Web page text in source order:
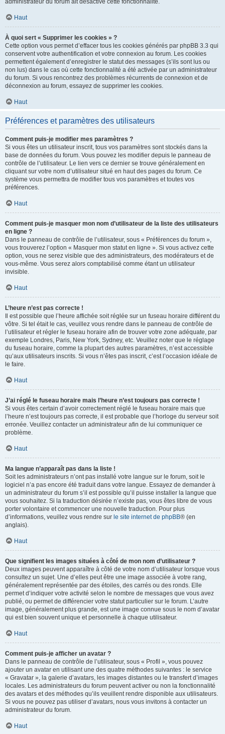
administrateur du forum ait désactivé cette fonctionnalité.
Haut
À quoi sert « Supprimer les cookies » ?
Cette option vous permet d’effacer tous les cookies générés par phpBB 3.3 qui
conservent votre authentification et votre connexion au forum. Les cookies
permettent également d’enregistrer le statut des messages (s’ils sont lus ou
non lus) dans le cas où cette fonctionnalité a été activée par un administrateur
du forum. Si vous rencontrez des problèmes récurrents de connexion et de
déconnexion au forum, essayez de supprimer les cookies.
Haut
Préférences et paramètres des utilisateurs
Comment puis-je modifier mes paramètres ?
Si vous êtes un utilisateur inscrit, tous vos paramètres sont stockés dans la
base de données du forum. Vous pouvez les modifier depuis le panneau de
contrôle de l’utilisateur. Le lien vers ce dernier se trouve généralement en
cliquant sur votre nom d’utilisateur situé en haut des pages du forum. Ce
système vous permettra de modifier tous vos paramètres et toutes vos
préférences.
Haut
Comment puis-je masquer mon nom d’utilisateur de la liste des utilisateurs
en ligne ?
Dans le panneau de contrôle de l’utilisateur, sous « Préférences du forum »,
vous trouverez l’option « Masquer mon statut en ligne ». Si vous activez cette
option, vous ne serez visible que des administrateurs, des modérateurs et de
vous-même. Vous serez alors comptabilisé comme étant un utilisateur
invisible.
Haut
L’heure n’est pas correcte !
Il est possible que l’heure affichée soit réglée sur un fuseau horaire différent du
vôtre. Si tel était le cas, veuillez vous rendre dans le panneau de contrôle de
l’utilisateur et régler le fuseau horaire afin de trouver votre zone adéquate, par
exemple Londres, Paris, New York, Sydney, etc. Veuillez noter que le réglage
du fuseau horaire, comme la plupart des autres paramètres, n’est accessible
qu’aux utilisateurs inscrits. Si vous n’êtes pas inscrit, c’est l’occasion idéale de
le faire.
Haut
J’ai réglé le fuseau horaire mais l’heure n’est toujours pas correcte !
Si vous êtes certain d’avoir correctement réglé le fuseau horaire mais que
l’heure n’est toujours pas correcte, il est probable que l’horloge du serveur soit
erronée. Veuillez contacter un administrateur afin de lui communiquer ce
problème.
Haut
Ma langue n’apparaît pas dans la liste !
Soit les administrateurs n’ont pas installé votre langue sur le forum, soit le
logiciel n’a pas encore été traduit dans votre langue. Essayez de demander à
un administrateur du forum s’il est possible qu’il puisse installer la langue que
vous souhaitez. Si la traduction désirée n’existe pas, vous êtes libre de vous
porter volontaire et commencer une nouvelle traduction. Pour plus
d’informations, veuillez vous rendre sur le site internet de phpBB® (en
anglais).
Haut
Que signifient les images situées à côté de mon nom d’utilisateur ?
Deux images peuvent apparaître à côté de votre nom d’utilisateur lorsque vous
consultez un sujet. Une d’elles peut être une image associée à votre rang,
généralement représentée par des étoiles, des carrés ou des ronds. Elle
permet d’indiquer votre activité selon le nombre de messages que vous avez
publié, ou permet de différencier votre statut particulier sur le forum. L’autre
image, généralement plus grande, est une image connue sous le nom d’avatar
qui est bien souvent unique et personnelle à chaque utilisateur.
Haut
Comment puis-je afficher un avatar ?
Dans le panneau de contrôle de l’utilisateur, sous « Profil », vous pouvez
ajouter un avatar en utilisant une des quatre méthodes suivantes : le service
« Gravatar », la galerie d’avatars, les images distantes ou le transfert d’images
locales. Les administrateurs du forum peuvent activer ou non la fonctionnalité
des avatars et des méthodes qu’ils veuillent rendre disponible aux utilisateurs.
Si vous ne pouvez pas utiliser d’avatars, nous vous invitons à contacter un
administrateur du forum.
Haut